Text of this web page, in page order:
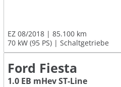
EZ 08/2018
85.100 km
70 kW (95 PS)
Schaltgetriebe
Ford Fiesta
1.0 EB mHev ST-Line